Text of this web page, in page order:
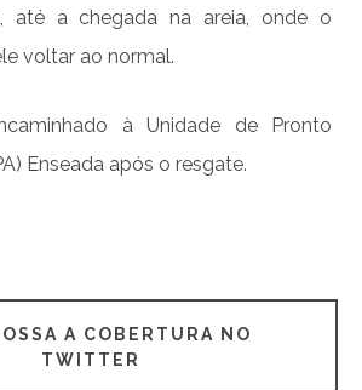
até a chegada na areia, onde o
voltar ao normal.
à Unidade de Pronto
Enseada após o resgate.
A COBERTURA NO
TWITTER